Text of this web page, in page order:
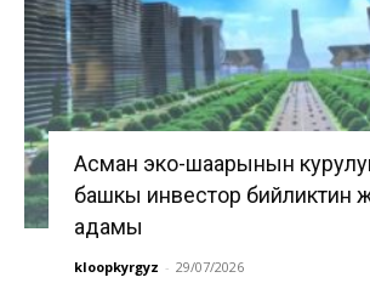
Асман эко-шаарынын
башкы инвестор бийликтин
адамы
kloopkyrgyz - 29/07/2026